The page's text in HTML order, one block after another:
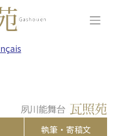
執筆・寄稿文